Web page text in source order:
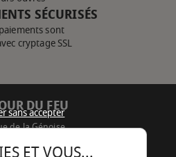
SÉCURISÉS
sont
cryptage SSL
DU FEU
de la Génoise
sans accepter
ET VOUS...